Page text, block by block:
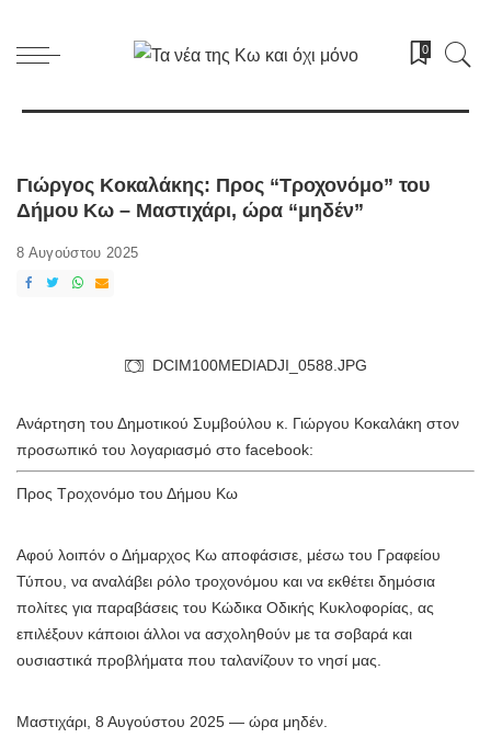
0
Γιώργος Κοκαλάκης: Προς “Τροχονόμο” του
Δήμου Κω – Μαστιχάρι, ώρα “μηδέν”
8 Αυγούστου 2025
DCIM100MEDIADJI_0588.JPG
Ανάρτηση του Δημοτικού Συμβούλου κ. Γιώργου Κοκαλάκη στον
προσωπικό του λογαριασμό στο facebook:
Προς Τροχονόμο του Δήμου Κω
Αφού λοιπόν ο Δήμαρχος Κω αποφάσισε, μέσω του Γραφείου
Τύπου, να αναλάβει ρόλο τροχονόμου και να εκθέτει δημόσια
πολίτες για παραβάσεις του Κώδικα Οδικής Κυκλοφορίας, ας
επιλέξουν κάποιοι άλλοι να ασχοληθούν με τα σοβαρά και
ουσιαστικά προβλήματα που ταλανίζουν το νησί μας.
Μαστιχάρι, 8 Αυγούστου 2025 — ώρα μηδέν.